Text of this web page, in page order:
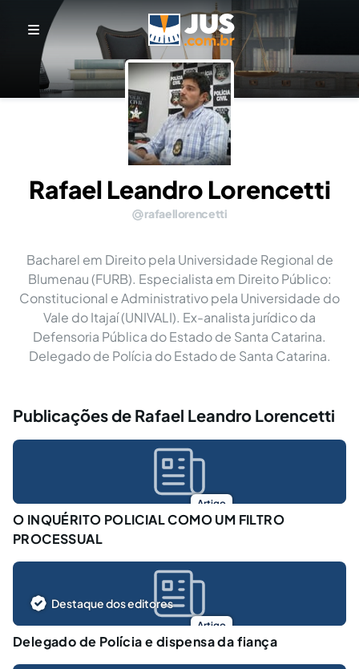
Rafael Leandro Lorencetti
rafaellorencetti
Bacharel em Direito pela Universidade Regional de
Blumenau (FURB). Especialista em Direito Público:
Constitucional e Administrativo pela Universidade do
Vale do Itajaí (UNIVALI). Ex-analista jurídico da
Defensoria Pública do Estado de Santa Catarina.
Delegado de Polícia do Estado de Santa Catarina.
Publicações de Rafael Leandro Lorencetti
Artigo
O INQUÉRITO POLICIAL COMO UM FILTRO
PROCESSUAL
Artigo
Destaque dos editores
Delegado de Polícia e dispensa da fiança